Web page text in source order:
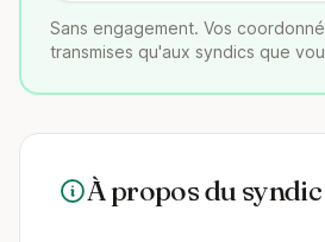
Sans engagement. Vos
transmises qu'aux syndics que
À propos du syndic